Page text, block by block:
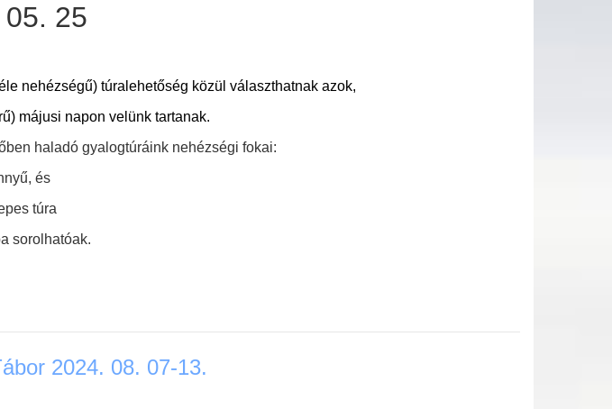
25
nehézségű) túralehetőség közül választhatnak azok,
májusi napon velünk tartanak.
haladó gyalogtúráink nehézségi fokai:
és
túra
sorolhatóak.
2024. 08. 07-13.